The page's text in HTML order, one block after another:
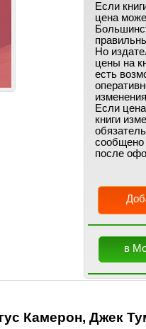
Если
цена
Но
цены на
есть
Если
книги
после
в
Камерон, Джек